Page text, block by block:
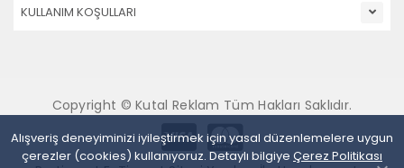
Alışveriş deneyiminizi iyileştirmek için yasal düzenlemelere uygun
çerezler (cookies) kullanıyoruz. Detaylı bilgiye Çerez Politikası
KULLANIM KOŞULLARI
Copyright © Kutal Reklam Tüm Hakları Saklıdır.